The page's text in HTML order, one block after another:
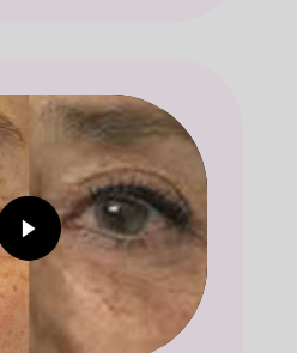
les cookies
activer ce contenu